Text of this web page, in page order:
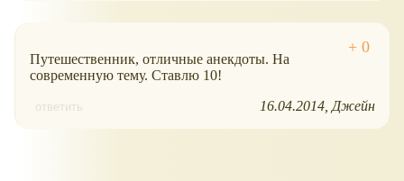
Путешественник, отличные анекдоты. На
современную тему. Ставлю 10!
ответить 16.04.2014 Джейн